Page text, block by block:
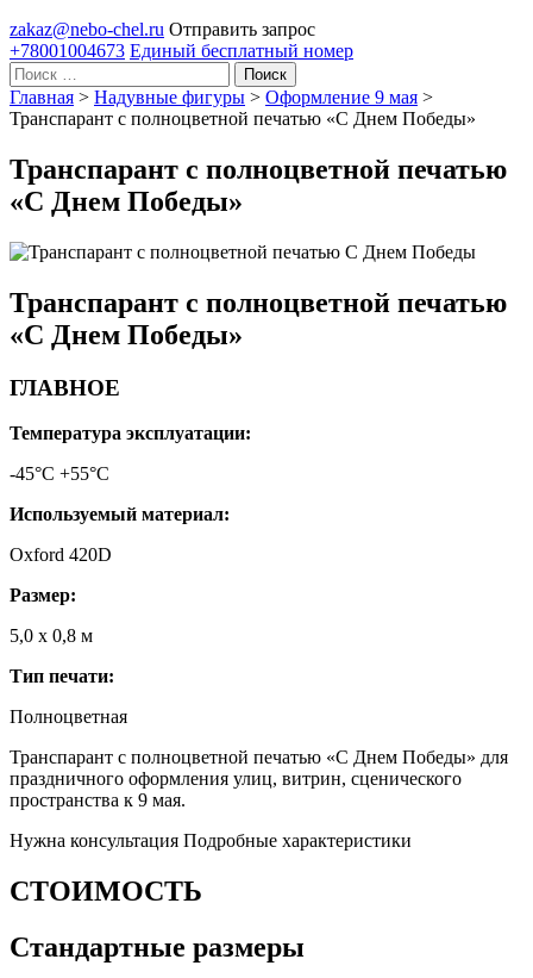
zakaz@nebo-chel.ru Отправить запрос
+78001004673 Единый бесплатный номер
Поиск
Главная > Надувные фигуры > Оформление 9 мая >
Транспарант с полноцветной печатью «С Днем Победы»
Транспарант с полноцветной печатью
«С Днем Победы»
Транспарант с полноцветной печатью
«С Днем Победы»
ГЛАВНОЕ
Температура эксплуатации:
-45°С +55°С
Используемый материал:
Oxford 420D
Размер:
5,0 х 0,8 м
Тип печати:
Полноцветная
Транспарант с полноцветной печатью «С Днем Победы» для
праздничного оформления улиц, витрин, сценического
пространства к 9 мая.
Нужна консультация Подробные характеристики
СТОИМОСТЬ
Стандартные размеры